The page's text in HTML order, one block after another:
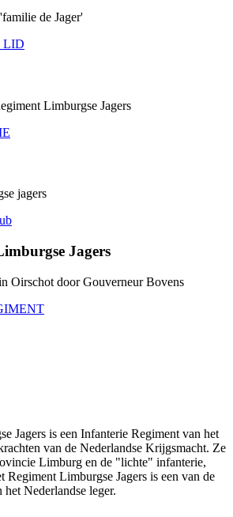
de Jager'
LID
Limburgse Jagers
jagers
Jagers
Oirschot door Gouverneur Bovens
Jagers is een Infanterie Regiment van het
van de Nederlandse Krijgsmacht. Ze
Limburg en de "lichte" infanterie,
Regiment Limburgse Jagers is een van de
Nederlandse leger.